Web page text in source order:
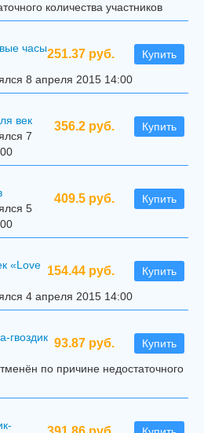
количества участников
251.37 руб. Купить
часы
8 апреля 2015 14:00
356.2 руб. Купить
век
7
409.5 руб. Купить
5
154.44 руб. Купить
«Love
4 апреля 2015 14:00
93.87 руб. Купить
гвоздик
по причине недостаточного